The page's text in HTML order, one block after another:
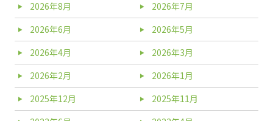
2026年8月
2026年7月
2026年6月
2026年5月
2026年4月
2026年3月
2026年2月
2026年1月
2025年12月
2025年11月